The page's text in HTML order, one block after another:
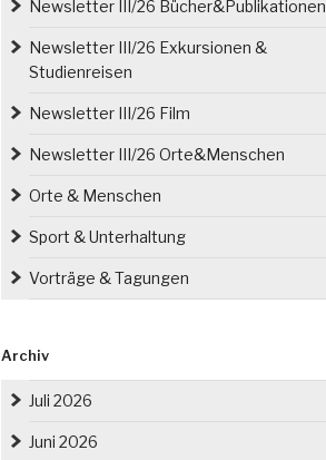
Newsletter III/26 Bücher&Publikationen
Newsletter III/26 Exkursionen &
Studienreisen
Newsletter III/26 Film
Newsletter III/26 Orte&Menschen
Orte & Menschen
Sport & Unterhaltung
Vorträge & Tagungen
Archiv
Juli 2026
Juni 2026